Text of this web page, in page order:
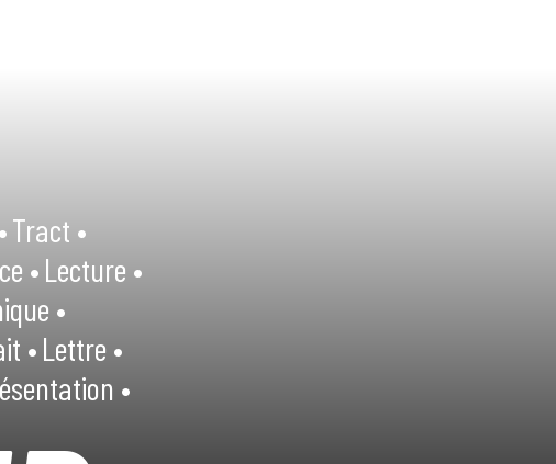
Tract •
•Lecture •
•
•Lettre •
•